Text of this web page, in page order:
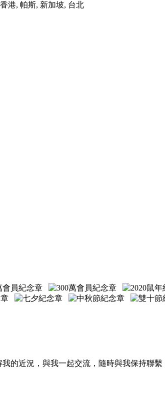
港, 帕斯, 新加坡, 台北
的近況，與我一起交流，隨時與我保持聯繫